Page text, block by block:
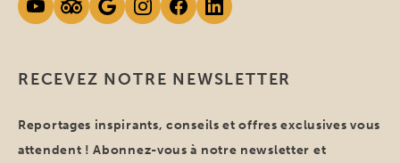
RECEVEZ NOTRE NEWSLETTER
Reportages inspirants, conseils et offres exclusives vous
attendent ! Abonnez-vous à notre newsletter et